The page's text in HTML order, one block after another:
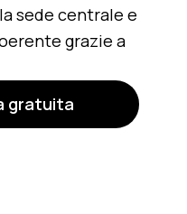
sede centrale e
grazie a
gratuita